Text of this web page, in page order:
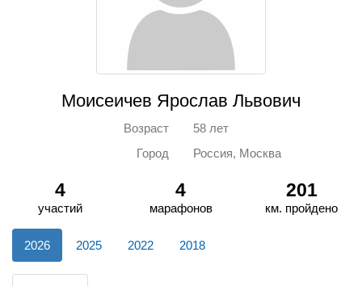
Моисеичев Ярослав Львович
Возраст
58 лет
Город
Россия, Москва
4
участий
4
марафонов
201
км. пройдено
2026 2025 2022 2018